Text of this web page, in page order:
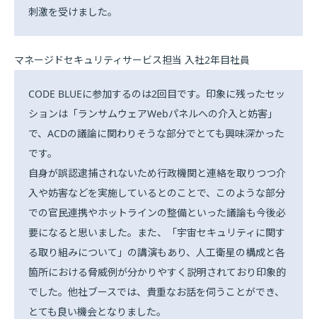
刺激を受けました。
マネージドセキュリティサービス担当 入社2年目社員
CODE BLUEに参加するのは2回目です。印象に残ったセッ
ションは「ランサムウェアWebパネルへの介入と妨害」
で、ACDの議論に関わりそうな部分でとても興味深かった
です。
自身が誤認逮捕されないため行政機関と連絡を取りつつ介
入や妨害などを実施しているとのことで、このような部分
での官民連携やホットラインの整備といった議論も今後必
要になると思いました。また、「宇宙セキュリティに関す
る取り組みについて」の講演もあり、人工衛星の構成と各
箇所における脅威例が分かりやすく説明されており印象的
でした。他社ブースでは、貴重なお話を伺うことができ、
とても良い機会となりました。